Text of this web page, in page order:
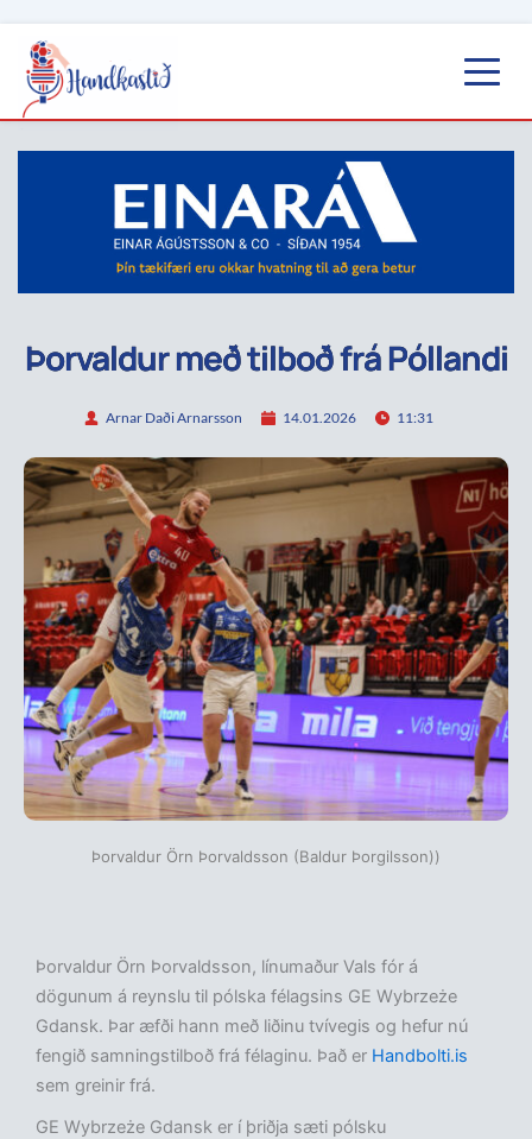
Þorvaldur með tilboð frá Póllandi
Arnar Daði Arnarsson 14.01.2026 11:31
Þorvaldur Örn Þorvaldsson (Baldur Þorgilsson))
Þorvaldur Örn Þorvaldsson, línumaður Vals fór á
dögunum á reynslu til pólska félagsins GE Wybrzeże
Gdansk. Þar æfði hann með liðinu tvívegis og hefur nú
fengið samningstilboð frá félaginu. Það er Handbolti.is
sem greinir frá.
GE Wybrzeże Gdansk er í þriðja sæti pólsku